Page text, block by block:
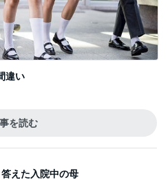
違い
を読む
えた入院中の母